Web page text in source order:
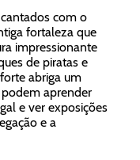
com o
fortaleza que
impressionante
de piratas e
abriga um
aprender
e ver exposições
e a